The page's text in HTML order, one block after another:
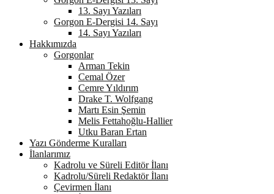
13. Sayı Yazıları
Gorgon E-Dergisi 14. Sayı
14. Sayı Yazıları
Hakkımızda
Gorgonlar
Arman Tekin
Cemal Özer
Cemre Yıldırım
Drake T. Wolfgang
Martı Esin Şemin
Melis Fettahoğlu-Hallier
Utku Baran Ertan
Yazı Gönderme Kuralları
İlanlarımız
Kadrolu ve Süreli Editör İlanı
Kadrolu/Süreli Redaktör İlanı
Çevirmen İlanı